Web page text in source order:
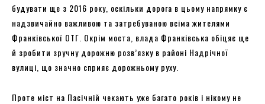
будувати ще з 2016 року, оскільки дорога в цьому напрямку є
надзвичайно важливою та затребуваною всіма жителями
Франківської ОТГ. Окрім моста, влада Франківська обіцяє ще
й зробити зручну дорожню розв’язку в районі Надрічної
вулиці, що значно сприяє дорожньому руху.
Проте міст на Пасічній чекають уже багато років і нікому не